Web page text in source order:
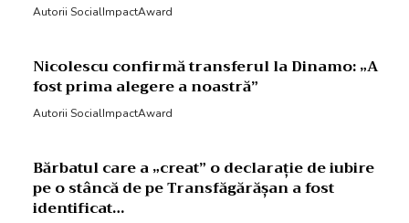
Autorii SocialImpactAward
Nicolescu confirmă transferul la Dinamo: „A
fost prima alegere a noastră”
Autorii SocialImpactAward
Bărbatul care a „creat” o declarație de iubire
pe o stâncă de pe Transfăgărășan a fost
identificat…